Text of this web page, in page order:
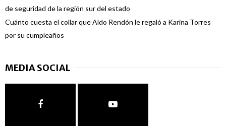
de seguridad de la región sur del estado
Cuánto cuesta el collar que Aldo Rendón le regaló a Karina Torres
por su cumpleaños
MEDIA SOCIAL